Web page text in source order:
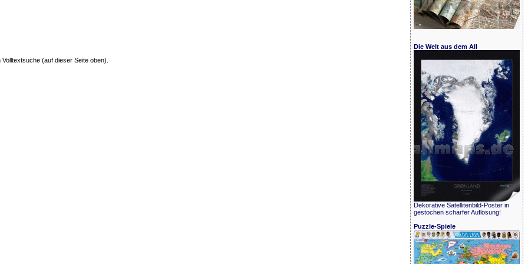
(auf dieser Seite oben).
Die Welt aus dem All
Dekorative Satellitenbild-Poster in
gestochen scharfer Auflösung!
Puzzle-Spiele